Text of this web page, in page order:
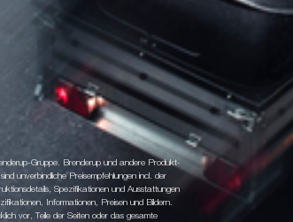
Gruppe. Brenderup und andere Produkt-
unverbindliche Preisempfehlungen incl. der
Spezifikationen und Ausstattungen
Informationen, Preisen und Bildern.
vor, Teile der Seiten oder das gesamte